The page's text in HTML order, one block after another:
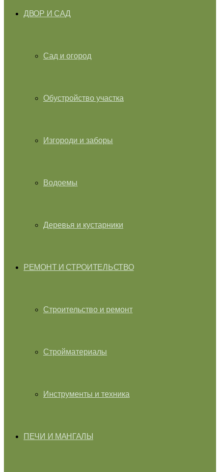
ДВОР И САД
Сад и огород
Обустройство участка
Изгороди и заборы
Водоемы
Деревья и кустарники
РЕМОНТ И СТРОИТЕЛЬСТВО
Строительство и ремонт
Стройматериалы
Инструменты и техника
ПЕЧИ И МАНГАЛЫ